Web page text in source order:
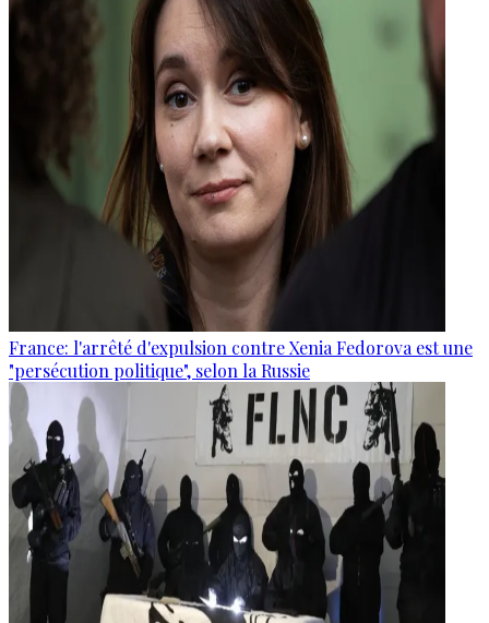
France: l'arrêté d'expulsion contre Xenia Fedorova est une
"persécution politique", selon la Russie